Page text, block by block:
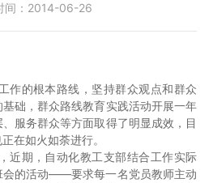
间：2014-06-26
作的根本路线，坚持群众观点和群众
础，群众路线教育实践活动开展一年
服务群众等方面取得了明显成效，目
在如火如荼进行。
近期，自动化教工支部结合工作实际
会的活动——要求每一名党员教师主动